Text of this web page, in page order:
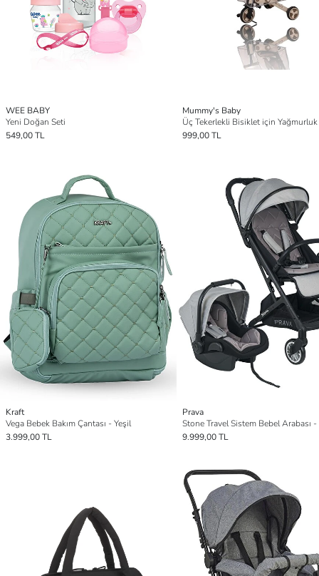
WEE BABY
Yeni Doğan Seti
549,00 TL
Mummy's Baby
Üç Tekerlekli Bisiklet için Yağmurluk
999,00 TL
Kraft
Vega Bebek Bakım Çantası - Yeşil
3.999,00 TL
Prava
Stone Travel Sistem Bebel Arabası
9.999,00 TL